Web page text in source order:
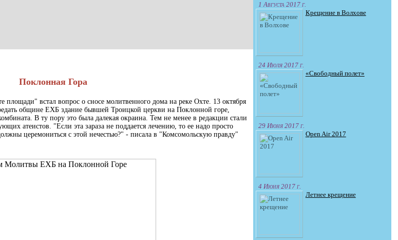
Поклонная Гора
площади" встал вопрос о сносе молитвенного дома на реке Охте. 13 октября
общине ЕХБ здание бывшей Троицкой церкви на Поклонной горе,
В ту пору это была далекая окраина. Тем не менее в редакции стали
атеистов. "Если эта зараза не поддается лечению, то ее надо просто
церемониться с этой нечестью?" - писала в "Комсомольскую правду"
1 Августа 2017 г.
Крещение в Волхове
24 Июля 2017 г.
«Свободный полет»
29 Июня 2017 г.
Open Air 2017
4 Июня 2017 г.
Летнее крещение